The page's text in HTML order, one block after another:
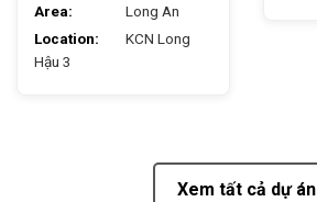
Area:
Long An
Location:
KCN Long
Hậu 3
Xem tất cả dự án